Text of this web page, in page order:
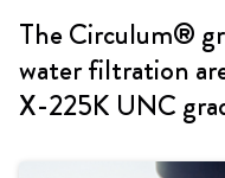
The Circulum®
water filtration
X-225K UNC